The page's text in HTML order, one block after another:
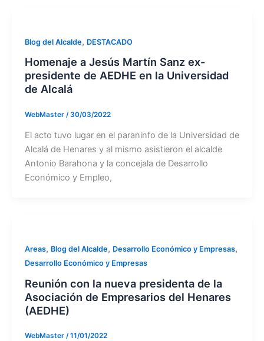
Blog del Alcalde, DESTACADO
Homenaje a Jesús Martín Sanz ex-
presidente de AEDHE en la Universidad
de Alcalá
WebMaster /30/03/2022
El acto tuvo lugar en el paraninfo de la Universidad de
Alcalá de Henares y al mismo asistieron el alcalde
Antonio Barahona y la concejala de Desarrollo
Económico y Empleo,
Areas, Blog del Alcalde, Desarrollo Económico y Empresas,
Desarrollo Económico y Empresas
Reunión con la nueva presidenta de la
Asociación de Empresarios del Henares
(AEDHE)
WebMaster /11/01/2022